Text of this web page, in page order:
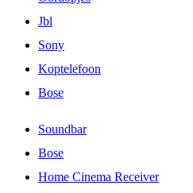
Jbl
Sony
Koptelefoon
Bose
Soundbar
Bose
Home Cinema Receiver